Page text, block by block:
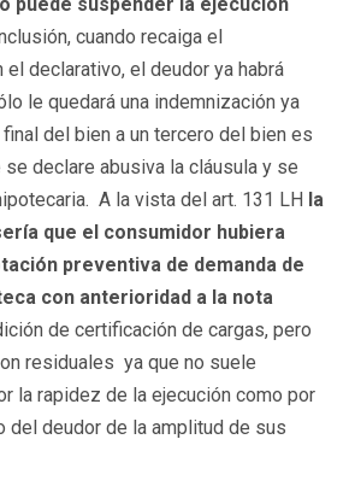
cuando recaiga el
el declarativo, el deudor ya habrá
le quedará una indemnización ya
del bien a un tercero del bien es
declare abusiva la cláusula y se
A la vista del art. 131 LH la
que el consumidor hubiera
preventiva de demanda de
con anterioridad a la nota
de certificación de cargas, pero
residuales ya que no suele
la rapidez de la ejecución como por
del deudor de la amplitud de sus